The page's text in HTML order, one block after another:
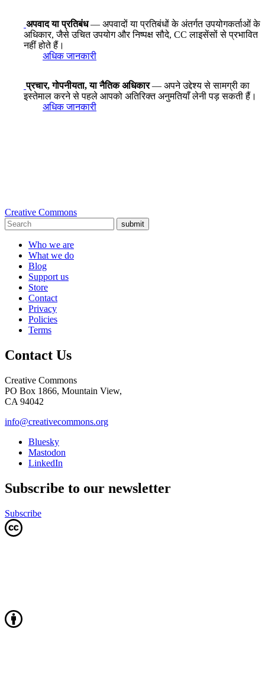
अपवाद या प्रतिबंध— अपवादों या प्रतिबंधों के अंतर्गत उपयोगकर्ताओं के
अधिकार, जैसे उचित उपयोग और निष्पक्ष सौदे, CC लाइसेंसों से प्रभावित
नहीं होते हैं।
अधिक जानकारी
प्रचार, गोपनीयता, या नैतिक अधिकार— अपने उद्देश्य से सामग्री का
इस्तेमाल करने से पहले आपको अतिरिक्त अनुमतियाँ लेनी पड़ सकती हैं।
अधिक जानकारी
Creative Commons
submit
Who we are
What we do
Blog
Support us
Store
Contact
Privacy
Policies
Terms
Contact Us
Creative Commons
PO Box 1866, Mountain View,
CA 94042
info@creativecommons.org
Bluesky
Mastodon
LinkedIn
Subscribe to our newsletter
Subscribe